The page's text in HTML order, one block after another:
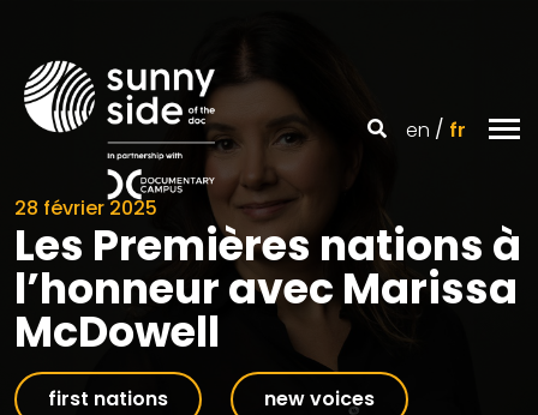
en fr
28 février 2025
Les Premières nations à
l’honneur avec Marissa
McDowell
first nations new voices